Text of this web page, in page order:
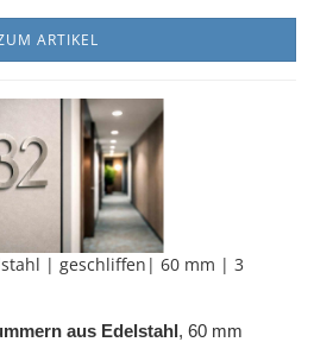
ARTIKEL
| ge­schlif­fen| 60 mm | 3
aus Edel­stahl , 60 mm